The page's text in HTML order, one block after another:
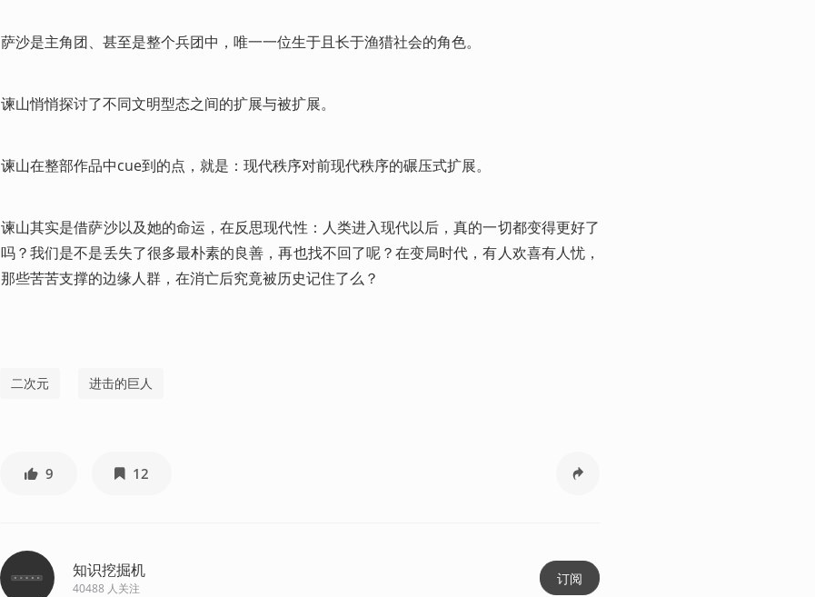
萨沙是主角团、甚至是整个兵团中，唯一一位生于且长于渔猎社会的角色。
谏山悄悄探讨了不同文明型态之间的扩展与被扩展。
谏山在整部作品中cue到的点，就是：现代秩序对前现代秩序的碾压式扩展。
谏山其实是借萨沙以及她的命运，在反思现代性：人类进入现代以后，真的一切都变得更好了
吗？我们是不是丢失了很多最朴素的良善，再也找不回了呢？在变局时代，有人欢喜有人忧，
那些苦苦支撑的边缘人群，在消亡后究竟被历史记住了么？
二次元 进击的巨人
9 12
知识挖掘机
40488 人关注
订阅